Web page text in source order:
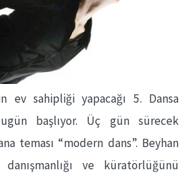
ev sahipliği yapacağı 5. Dansa
başlıyor. Üç gün sürecek
teması “modern dans”. Beyhan
ve küratörlüğünü